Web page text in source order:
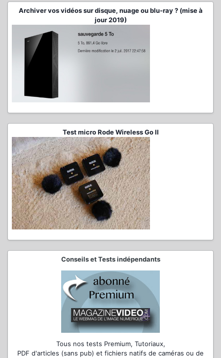
Archiver vos vidéos sur disque, nuage ou blu-ray ? (mise à
jour 2019)
Test micro Rode Wireless Go II
Conseils et Tests indépendants
Tous nos tests Premium, Tutoriaux,
PDF d'articles (sans pub) et fichiers natifs de caméras ou de